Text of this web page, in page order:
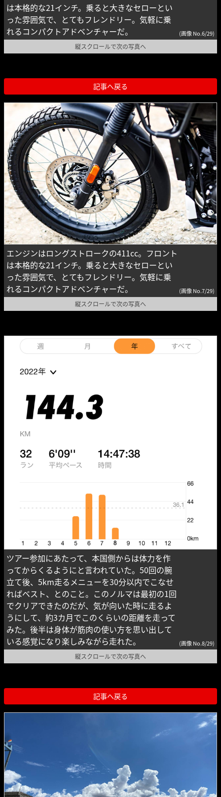
は本格的な21インチ。乗ると大きなセローとい
った雰囲気で、とてもフレンドリー。気軽に乗
れるコンパクトアドベンチャーだ。
(画像 No.6/29)
縦スクロールで次の写真へ
記事へ戻る
エンジンはロングストロークの411cc。フロント
は本格的な21インチ。乗ると大きなセローとい
った雰囲気で、とてもフレンドリー。気軽に乗
れるコンパクトアドベンチャーだ。
(画像 No.7/29)
縦スクロールで次の写真へ
ツアー参加にあたって、本国側からは体力を作
ってからくるようにと言われていた。50回の腕
立て後、5km走るメニューを30分以内でこなせ
ればベスト、とのこと。このノルマは最初の1回
でクリアできたのだが、気が向いた時に走るよ
うにして、約3カ月でこのくらいの距離を走って
みた。後半は身体が筋肉の使い方を思い出して
いる感覚になり楽しみながら走れた。
(画像 No.8/29)
縦スクロールで次の写真へ
記事へ戻る